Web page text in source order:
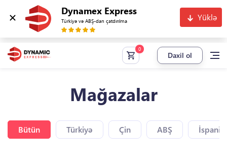
Dynamex Express
Türkiyə və ABŞ-dan çatdırılma Yüklə
Daxil ol
Mağazalar
Bütün Türkiyə Çin ABŞ